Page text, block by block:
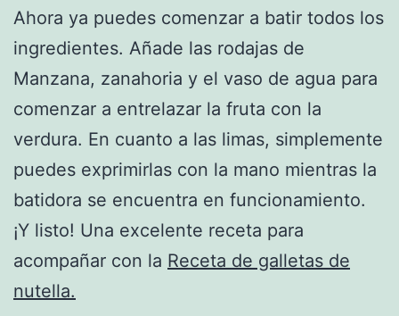
Ahora ya puedes comenzar a batir todos los
ingredientes. Añade las rodajas de
Manzana, zanahoria y el vaso de agua para
comenzar a entrelazar la fruta con la
verdura. En cuanto a las limas, simplemente
puedes exprimirlas con la mano mientras la
batidora se encuentra en funcionamiento.
¡Y listo! Una excelente receta para
acompañar con la Receta de galletas de
nutella.